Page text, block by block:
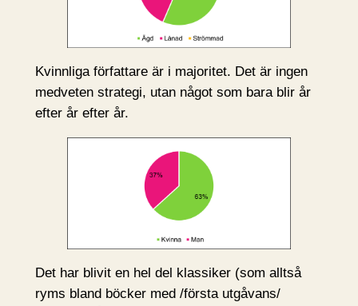
Kvinnliga författare är i majoritet. Det är ingen
medveten strategi, utan något som bara blir år
efter år efter år.
Det har blivit en hel del klassiker (som alltså
ryms bland böcker med /första utgåvans/